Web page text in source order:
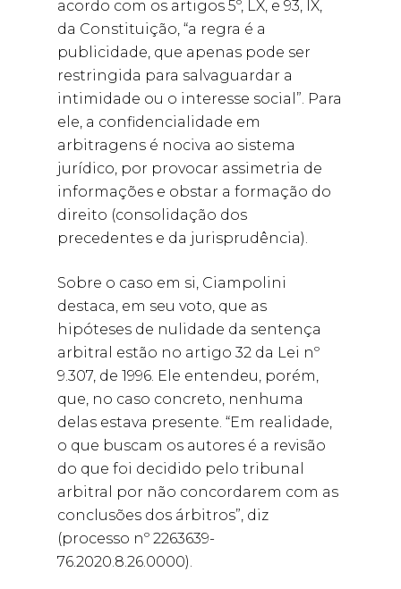
acordo com os artigos 5º, LX, e 93, IX,
da Constituição, “a regra é a
publicidade, que apenas pode ser
restringida para salvaguardar a
intimidade ou o interesse social”. Para
ele, a confidencialidade em
arbitragens é nociva ao sistema
jurídico, por provocar assimetria de
informações e obstar a formação do
direito (consolidação dos
precedentes e da jurisprudência).
Sobre o caso em si, Ciampolini
destaca, em seu voto, que as
hipóteses de nulidade da sentença
arbitral estão no artigo 32 da Lei nº
9.307, de 1996. Ele entendeu, porém,
que, no caso concreto, nenhuma
delas estava presente. “Em realidade,
o que buscam os autores é a revisão
do que foi decidido pelo tribunal
arbitral por não concordarem com as
conclusões dos árbitros”, diz
(processo nº 2263639-
76.2020.8.26.0000).